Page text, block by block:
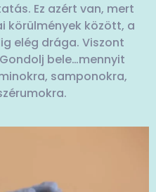
Ez azért van, mert
körülmények között, a
elég drága. Viszont
bele…mennyit
samponokra,